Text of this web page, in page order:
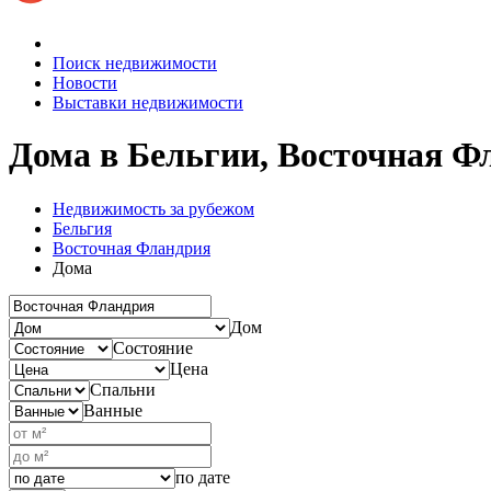
Поиск недвижимости
Новости
Выставки недвижимости
Дома в Бельгии, Восточная
Недвижимость за рубежом
Бельгия
Восточная Фландрия
Дома
Дом
Состояние
Цена
Спальни
Ванные
по дате